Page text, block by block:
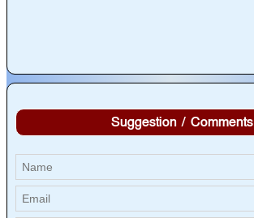
Suggestion / Comments